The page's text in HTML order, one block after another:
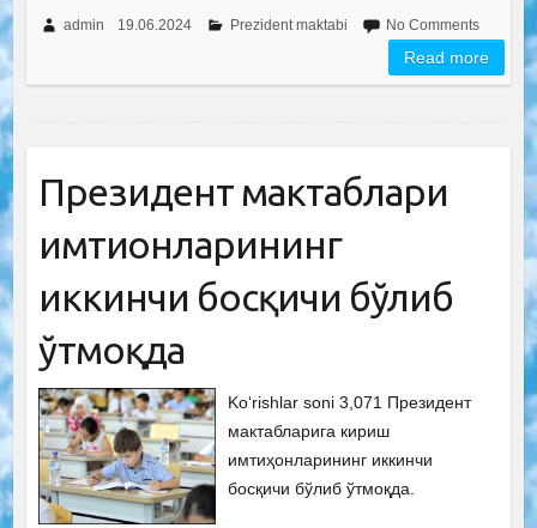
admin 19.06.2024 Prezident maktabi No Comments
Read more
Прeзидeнт мактаблари
имтиҳонларининг
иккинчи босқичи бўлиб
ўтмоқда
Ko‘rishlar soni 3,071 Президент
мактабларига кириш
имтиҳонларининг иккинчи
босқичи бўлиб ўтмоқда.